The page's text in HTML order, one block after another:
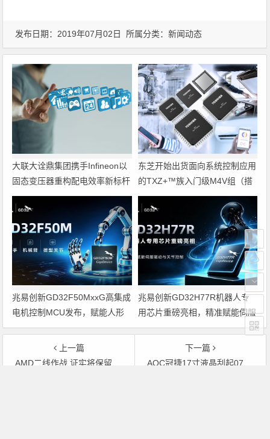
发布日期：2019年07月02日 所属分类：新闻动态
大联大诠鼎集团携手Infineon以
固态变压器重构配电效率新标杆
东芝开始出货面向系统控制应用
的TXZ+™族入门级M4V组（搭
载Arm Cortex‑M4内核的标准微
控制器）工程样品
兆易创新GD32F50MxxG高集成
电机控制MCU发布，赋能人形
机器人关节驱动革新
兆易创新GD32H77R机器人专
用芯片重磅亮相，精准赋能伺服
驱动与关节控制
上一篇
AMD二线作战 证实将保留独立图形芯片业务
下一篇
AOC冠捷17寸液晶刮起07新年普降风